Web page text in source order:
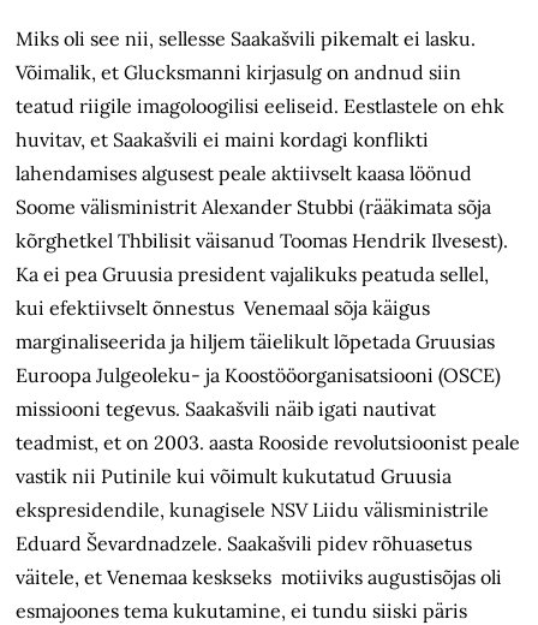
Miks oli see nii, sellesse Saakašvili pikemalt ei lasku.
Võimalik, et Glucksmanni kirjasulg on andnud siin
teatud riigile imagoloogilisi eeliseid. Eestlastele on ehk
huvitav, et Saakašvili ei maini kordagi konflikti
lahendamises algusest peale aktiivselt kaasa löönud
Soome välisministrit Alexander Stubbi (rääkimata sõja
kõrghetkel Thbilisit väisanud Toomas Hendrik Ilvesest).
Ka ei pea Gruusia president vajalikuks peatuda sellel,
kui efektiivselt õnnestus Venemaal sõja käigus
marginaliseerida ja hiljem täielikult lõpetada Gruusias
Euroopa Julgeoleku- ja Koostööorganisatsiooni (OSCE)
missiooni tegevus. Saakašvili näib igati nautivat
teadmist, et on 2003. aasta Rooside revolutsioonist peale
vastik nii Putinile kui võimult kukutatud Gruusia
ekspresidendile, kunagisele NSV Liidu välisministrile
Eduard Ševardnadzele. Saakašvili pidev rõhuasetus
väitele, et Venemaa keskseks motiiviks augustisõjas oli
esmajoones tema kukutamine, ei tundu siiski päris